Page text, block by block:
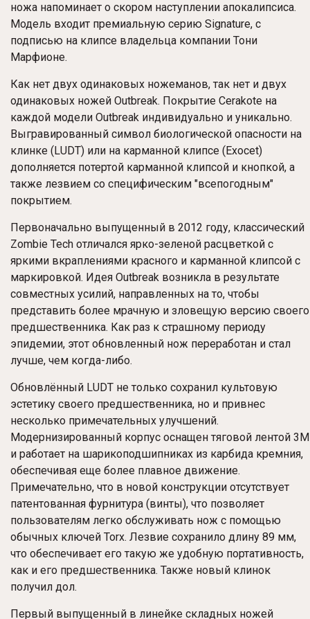
ножа напоминает о скором наступлении апокалипсиса.
Модель входит премиальную серию Signature, с
подписью на клипсе владельца компании Тони
Марфионе.
Как нет двух одинаковых ножеманов, так нет и двух
одинаковых ножей Outbreak. Покрытие Cerakote на
каждой модели Outbreak индивидуально и уникально.
Выгравированный символ биологической опасности на
клинке ( LUDT) или на карманной клипсе (Exocet)
дополняется потертой карманной клипсой и кнопкой, а
также лезвием со специфическим "всепогодным"
покрытием.
Первоначально выпущенный в 2012 году, классический
Zombie Tech отличался ярко-зеленой расцветкой с
яркими вкраплениями красного и карманной клипсой с
маркировкой. Идея Outbreak возникла в результате
совместных усилий, направленных на то, чтобы
представить более мрачную и зловещую версию своего
предшественника. Как раз к страшному периоду
эпидемии, этот обновленный нож переработан и стал
лучше, чем когда-либо.
Обновлённый LUDT не только сохранил культовую
эстетику своего предшественника, но и привнес
несколько примечательных улучшений.
Модернизированный корпус оснащен тяговой лентой 3M
и работает на шарикоподшипниках из карбида кремния,
обеспечивая еще более плавное движение.
Примечательно, что в новой конструкции отсутствует
патентованная фурнитура (винты), что позволяет
пользователям легко обслуживать нож с помощью
обычных ключей Torx. Лезвие сохранило длину 89 мм,
что обеспечивает его такую ​​же удобную портативность,
как и его предшественника. Также новый клинок
получил дол.
Первый выпущенный в линейке складных ножей